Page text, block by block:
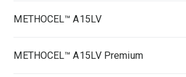
METHOCEL™ A15LV
METHOCEL™ A15LV Premium